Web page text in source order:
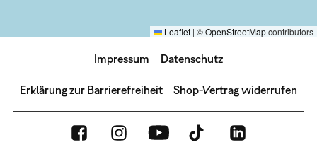
Leaflet | ©OpenStreetMapcontributors
Impressum Datenschutz
Erklärung zur Barrierefreiheit Shop-Vertrag widerrufen